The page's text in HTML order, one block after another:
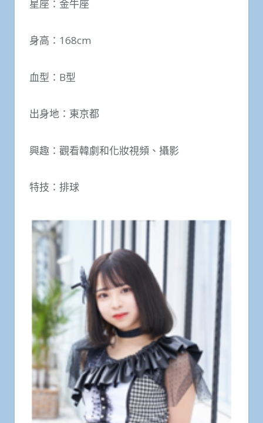
星座：金牛座
身高：168cm
血型：B型
出身地：東京都
興趣：觀看韓劇和化妝視頻、攝影
特技：排球